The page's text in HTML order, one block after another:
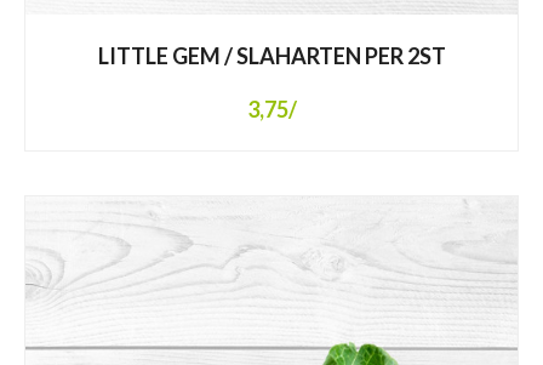
LITTLE GEM / SLAHARTEN PER 2ST
3,75/